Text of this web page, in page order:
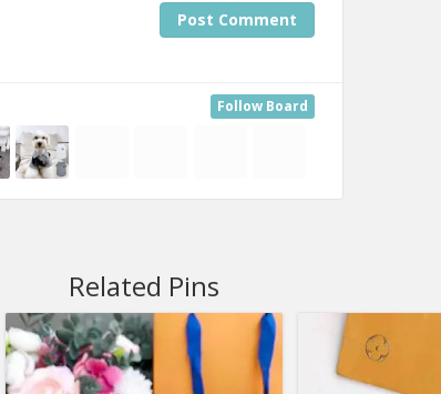
Post Comment
Follow Board
Related Pins